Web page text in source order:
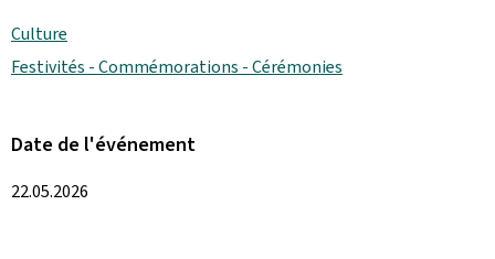
Culture
Festivités - Commémorations - Cérémonies
Date de l'événement
22.05.2026